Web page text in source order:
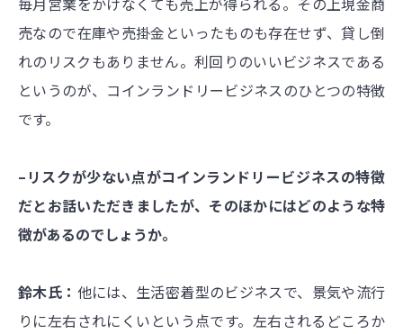
売なので在庫や売掛金といったものも存在せず、貸し倒
れのリスクもありません。利回りのいいビジネスである
というのが、コインランドリービジネスのひとつの特徴
です。
–リスクが少ない点がコインランドリービジネスの特徴
だとお話いただきましたが、そのほかにはどのような特
徴があるのでしょうか。
鈴木氏： 他には、生活密着型のビジネスで、景気や流行
りに左右されにくいという点です。左右されるどころか